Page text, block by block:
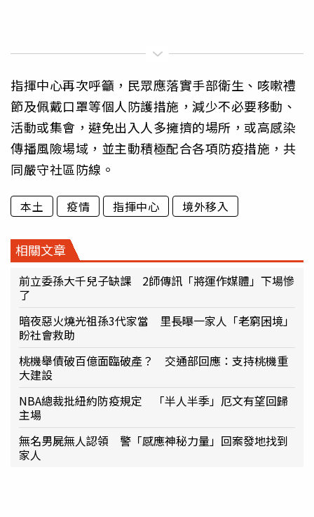
指揮中心再次呼籲，民眾應落實手部衛生、咳嗽禮
節及佩戴口罩等個人防護措施，減少不必要移動、
活動或集會，避免出入人多擁擠的場所，或高感染
傳播風險場域，並主動積極配合各項防疫措施，共
同嚴守社區防線。
本土 疫情 指揮中心 境外移入
相關文章
前立委孫大千兒子缺課 2師傳訊「將運作媒體」下場慘
了
暗夜惡火燒光祖孫3代家當 里長曝一家人「老窮困境」
盼社會救助
桃機舉債破百億面臨破產？ 交通部回應：支持桃機重
大建設
NBA總裁批紐約防疫規定 「半人半季」厄文有望回歸
主場
無名男屍無人認領 警「感應神秘力量」回案發地找到
家人